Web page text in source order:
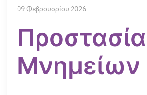
09 Φεβρουαρίου 2026
Προστασία
Μνημείων